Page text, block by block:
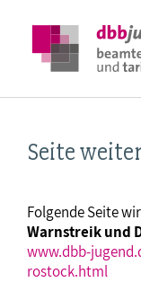
Seite
Folgende Seite
Warnstreik und
www.dbb-
rostock.html